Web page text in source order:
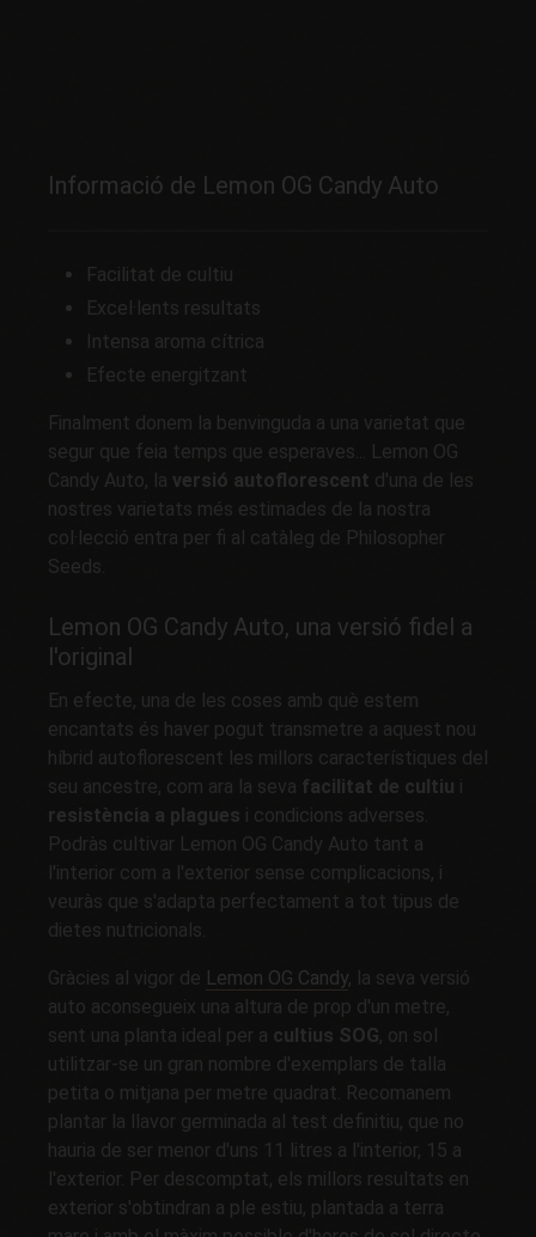
Informació de Lemon OG Candy Auto
Facilitat de cultiu
Excel·lents resultats
Intensa aroma cítrica
Efecte energitzant
Finalment donem la benvinguda a una varietat que
segur que feia temps que esperaves... Lemon OG
Candy Auto, la versió autoflorescent d'una de les
nostres varietats més estimades de la nostra
col·lecció entra per fi al catàleg de Philosopher
Seeds.
Lemon OG Candy Auto, una versió fidel a
l'original
En efecte, una de les coses amb què estem
encantats és haver pogut transmetre a aquest nou
híbrid autoflorescent les millors característiques del
seu ancestre, com ara la seva facilitat de cultiu i
resistència a plagues i condicions adverses.
Podràs cultivar Lemon OG Candy Auto tant a
l'interior com a l'exterior sense complicacions, i
veuràs que s'adapta perfectament a tot tipus de
dietes nutricionals.
Gràcies al vigor de Lemon OG Candy, la seva versió
auto aconsegueix una altura de prop d'un metre,
sent una planta ideal per a cultius SOG, on sol
utilitzar-se un gran nombre d'exemplars de talla
petita o mitjana per metre quadrat. Recomanem
plantar la llavor germinada al test definitiu, que no
hauria de ser menor d'uns 11 litres a l'interior, 15 a
l'exterior. Per descomptat, els millors resultats en
exterior s'obtindran a ple estiu, plantada a terra